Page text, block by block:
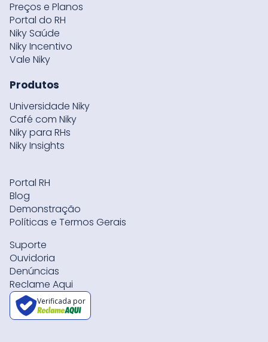
Preços e Planos
Portal do RH
Niky Saúde
Niky Incentivo
Vale Niky
Produtos
Universidade Niky
Café com Niky
Niky para RHs
Niky Insights
Portal RH
Blog
Demonstração
Políticas e Termos Gerais
Suporte
Ouvidoria
Denúncias
Reclame Aqui
Verificada por